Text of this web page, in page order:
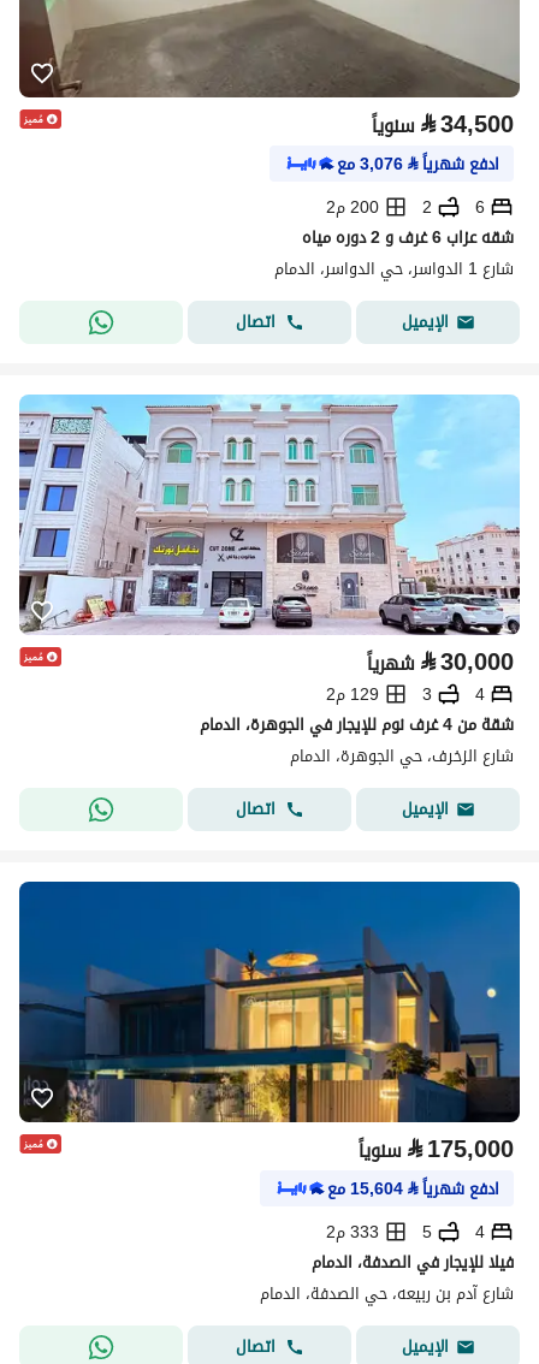
⃁34,500 سنوياً
ادفع شهرياً⃁
3,076مع
6
2
200 م2
شقه عزاب 6 غرف و 2 دوره مياه
شارع 1 الدواسر، حي الدواسر، الدمام
الإيميل
اتصال
⃁30,000 شهرياً
4
3
129 م2
شقة من 4 غرف نوم للإيجار في الجوهرة، الدمام
شارع الزخرف، حي الجوهرة، الدمام
الإيميل
اتصال
⃁175,000 سنوياً
ادفع شهرياً⃁
15,604مع
4
5
333 م2
فيلا للإيجار في الصدفة، الدمام
شارع آدم بن ربيعه، حي الصدفة، الدمام
الإيميل
اتصال